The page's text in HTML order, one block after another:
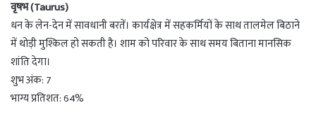
वृषभ (Taurus)
धन के लेन-देन में सावधानी बरतें। कार्यक्षेत्र में सहकर्मियों के साथ तालमेल बिठाने
में थोड़ी मुश्किल हो सकती है। शाम को परिवार के साथ समय बिताना मानसिक
शांति देगा।
शुभ अंक: 7
भाग्य प्रतिशत: 64%